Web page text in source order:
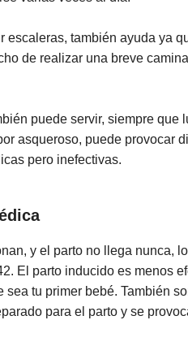
escaleras, también ayuda ya
de realizar una breve
puede servir, siempre que
asqueroso, puede provocar
pero inefectivas.
y el parto no llega nunca,
El parto inducido es menos
sea tu primer bebé. También
para el parto y se